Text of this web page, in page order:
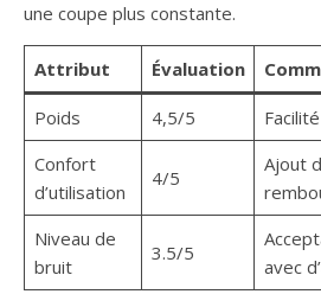
une coupe plus constante.
Attribut Évaluation
Poids 4,5/5
Confort
d’utilisation
4/5
Ajout
Niveau de
bruit
3.5/5
avec